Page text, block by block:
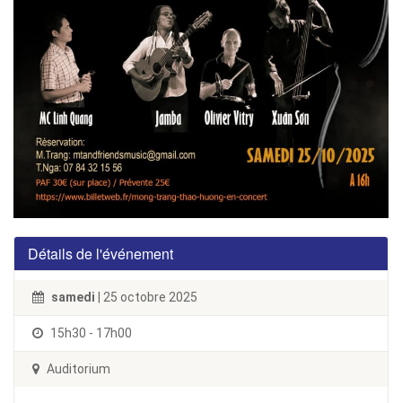
Détails de l'événement
samedi | 25 octobre 2025
15h30 - 17h00
Auditorium